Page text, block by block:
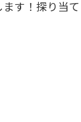
す！探り当て